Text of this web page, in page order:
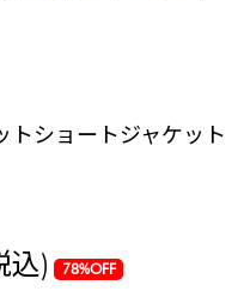
トショートジャケット
込) 78%OFF